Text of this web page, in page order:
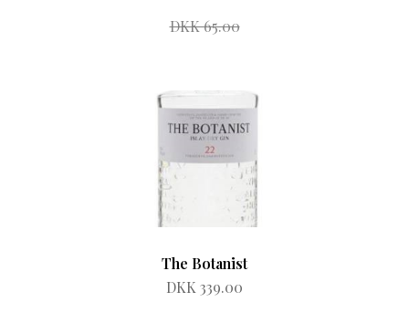
DKK 65.00
The Botanist
DKK 339.00